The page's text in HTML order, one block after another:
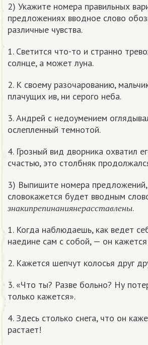
2) Укажите номера правильных
предложениях вводное слово
различные чувства.
1. Светится что-то и странно
солнце, а может луна.
2. К своему разочарованию,
плачущих ив, ни серого неба.
3. Андрей с недоумением
ослепленный темнотой.
4. Грозный вид дворника охватил
счастью, это столбняк
3) Выпишите номера
словокажется будет вводным
з н а к и п р е п и н а н иян е р а с с т а вл е н ы
знакипрепина нияне р асставле ны
.
1. Когда наблюдаешь, как ведет
наедине сам с собой, — он
2. Кажется шепчут колосья друг
3. «Что ты? Разве больно? Ну
только кажется».
4. Здесь столько снега, что он
растает!